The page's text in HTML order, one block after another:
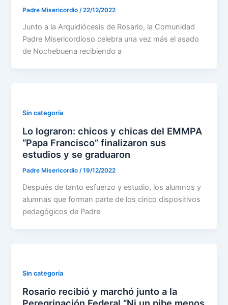
Padre Misericordio/22/12/2022
Junto a la Arquidiócesis de Rosario, la Comunidad
Padre Misericordioso celebra una vez más el asado
de Nochebuena recibiendo a
Sin categoría
Lo lograron: chicos y chicas del EMMPA
“Papa Francisco” finalizaron sus
estudios y se graduaron
Padre Misericordio/19/12/2022
Después de tanto esfuerzo y estudio, los alumnos y
alumnas que forman parte de los cinco dispositivos
pedagógicos de Padre
Sin categoría
Rosario recibió y marchó junto a la